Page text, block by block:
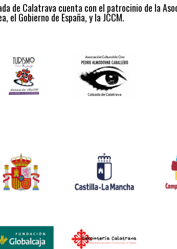
de Calatrava cuenta con el patrocinio de la
el Gobierno de España, y la JCCM.